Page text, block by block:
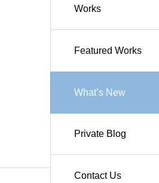
Works
Works-住宅
Works-商業施設
Works-その他施設
Featured Works
What’s New
Private Blog
Contact Us